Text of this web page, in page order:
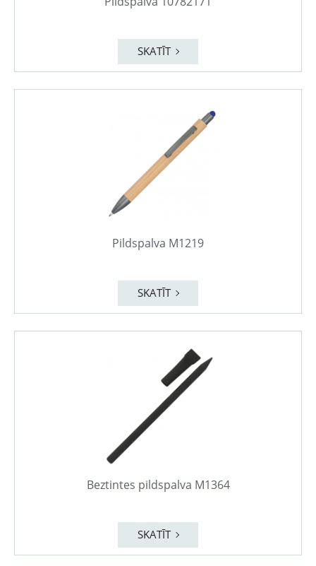
SKATĪT
Pildspalva M1219
SKATĪT
Beztintes pildspalva M1364
SKATĪT